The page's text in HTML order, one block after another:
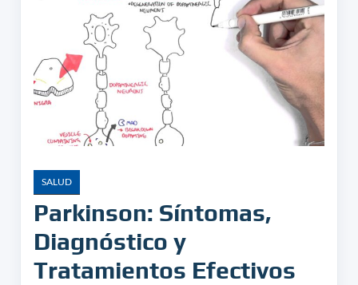
SALUD
Parkinson: Síntomas,
Diagnóstico y
Tratamientos Efectivos